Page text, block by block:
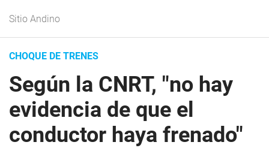
Sitio Andino
CHOQUE DE TRENES
Según la CNRT, "no hay
evidencia de que el
conductor haya frenado"